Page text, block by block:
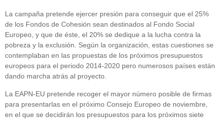
La campaña pretende ejercer presión para conseguir que el 25%
de los Fondos de Cohesión sean destinados al Fondo Social
Europeo, y que de éste, el 20% se dedique a la lucha contra la
pobreza y la exclusión. Según la organización, estas cuestiones se
contemplaban en las propuestas de los próximos presupuestos
europeos para el periodo 2014-2020 pero numerosos países están
dando marcha atrás al proyecto.
La EAPN-EU pretende recoger el mayor número posible de firmas
para presentarlas en el próximo Consejo Europeo de noviembre,
en el que se decidirán los presupuestos para los próximos siete